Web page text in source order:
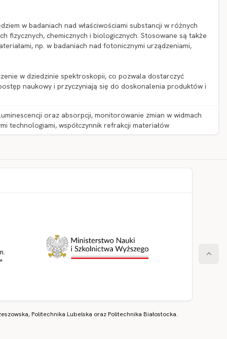
w badaniach nad właściwościami substancji w różnych
fizycznych, chemicznych i biologicznych. Stosowane są także
np. w badaniach nad fotonicznymi urządzeniami,
w dziedzinie spektroskopii, co pozwala dostarczyć
naukowy i przyczyniają się do doskonalenia produktów i
oraz absorpcji, monitorowanie zmian w widmach
technologiami, współczynnik refrakcji materiałów
Politechnika Lubelska oraz Politechnika Białostocka.